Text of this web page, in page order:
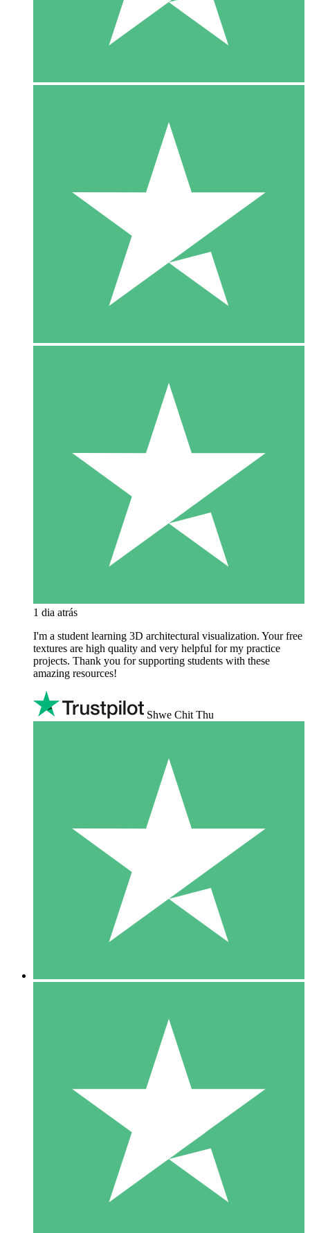
1 dia atrás
I'm a student learning 3D architectural visualization. Your free
textures are high quality and very helpful for my practice
projects. Thank you for supporting students with these
amazing resources!
Shwe Chit Thu